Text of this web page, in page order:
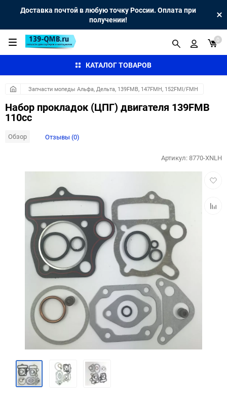
Доставка почтой в любую точку России. Оплата при
получении!
КАТАЛОГ ТОВАРОВ
0
Запчасти мопеды Альфа, Дельта, 139FMB, 147FMH, 152FMI/FMH
Набор прокладок (ЦПГ) двигателя 139FMB
110сс
Обзор Отзывы (0)
Артикул:8770-XNLH